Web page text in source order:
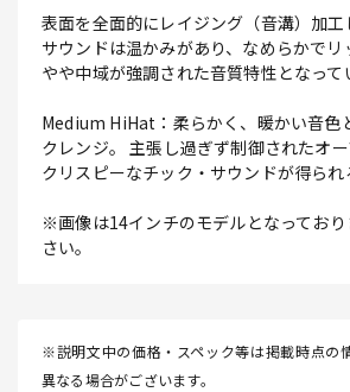
表面を全面的にレイジング（音溝）加工
サウンドは温かみがあり、なめらかで
やや中域が強調された音質特性となって
Medium HiHat：柔らかく、暖かい音色
クレンジ。 主張し過ぎず制御されたオー
クリスピーなチック・サウンドが得られ
※画像は14インチのモデルとなっており
さい。
※説明文中の価格・スペック等は掲載時点の
異なる場合がございます。